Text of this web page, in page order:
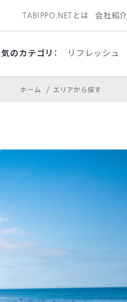
TABIPPO.NETとは 会社紹介
のカテゴリ： リフレッシュ
ホーム エリアから探す